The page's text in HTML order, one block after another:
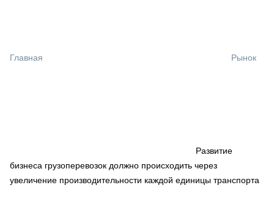
СПЕЦПРОЕКТЫ
МЕРОПРИЯТИЯ
Главная Рынок
Развитие
бизнеса грузоперевозок должно происходить через
увеличение производительности каждой единицы транспорта